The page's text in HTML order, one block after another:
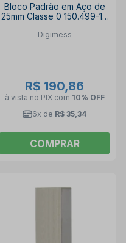
Bloco Padrão em Aço de
25mm Classe 0 150.499-111
DIGIMESS
Digimess
R$ 190,86
à vista no PIX com 10% OFF
6x de R$ 35,34
COMPRAR